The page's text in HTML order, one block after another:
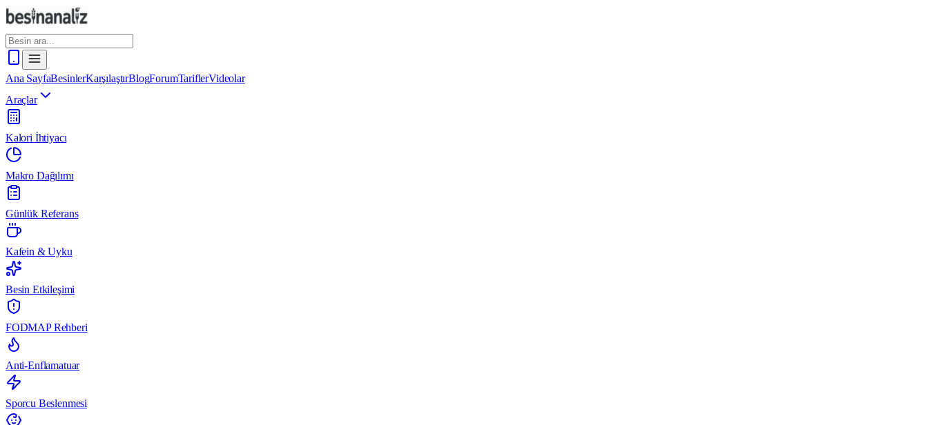
Ana SayfaBesinlerKarşılaştırBlogForumTariflerVideolar
Araçlar
Kalori İhtiyacı
Makro Dağılımı
Günlük Referans
Kafein & Uyku
Besin Etkileşimi
FODMAP Rehberi
Anti-Enflamatuar
Sporcu Beslenmesi